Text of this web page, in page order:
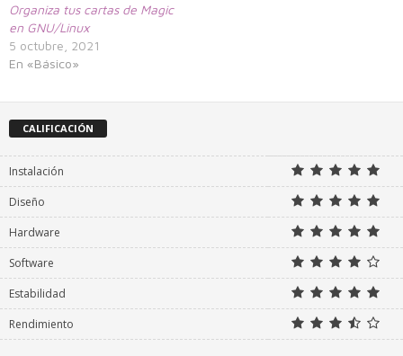
Organiza tus cartas de Magic
en GNU/Linux
5 octubre, 2021
En «Básico»
CALIFICACIÓN
Instalación
Diseño
Hardware
Software
Estabilidad
Rendimiento